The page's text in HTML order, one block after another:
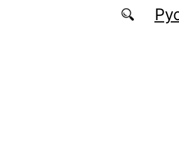
Перейти к основному содержанию